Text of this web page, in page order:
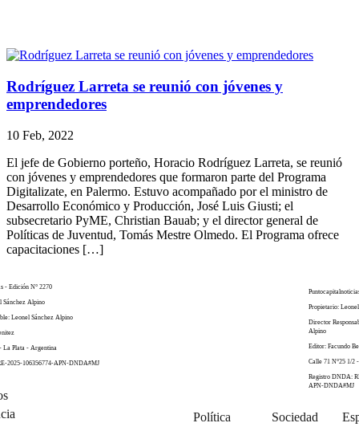
Rodríguez Larreta se reunió con jóvenes y
emprendedores
10 Feb, 2022
El jefe de Gobierno porteño, Horacio Rodríguez Larreta, se reunió
con jóvenes y emprendedores que formaron parte del Programa
Digitalizate, en Palermo. Estuvo acompañado por el ministro de
Desarrollo Económico y Producción, José Luis Giusti; el
subsecretario PyME, Christian Bauab; y el director general de
Políticas de Juventud, Tomás Mestre Olmedo. El Programa ofrece
capacitaciones […]
- Edición N° 2270
Sánchez Alpino
Leonel Sánchez Alpino
La Plata - Argentina
2025-106356774-APN-DNDA#MJ
Propietario:
Director
Alpino
Editor: Facundo
Calle 71 N°25 1/2
Registro DNDA:
APN-DNDA#MJ
Política
Sociedad